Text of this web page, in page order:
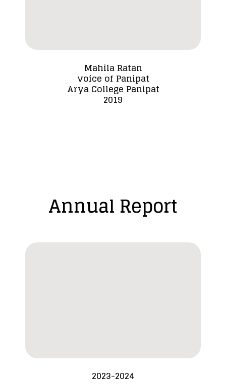
Mahila Ratan
voice of Panipat
Arya College Panipat
2019
Annual Report
2023-2024